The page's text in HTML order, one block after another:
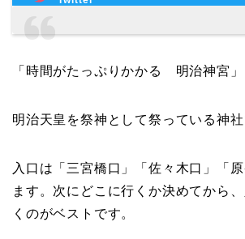
「時間がたっぷりかかる 明治神宮」
明治天皇を祭神として祭っている神社
入口は「三宮橋口」「佐々木口」「
ます。次にどこに行くか決めてから
くのがベストです。